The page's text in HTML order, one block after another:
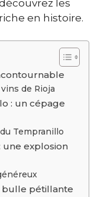
les
en histoire.
de Rioja
: un cépage
Tempranillo
une explosion
bulle pétillante